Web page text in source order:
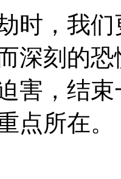
时，我
深刻的
害，结
点所在。